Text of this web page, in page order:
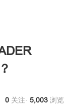
0 关注·5,003 浏览